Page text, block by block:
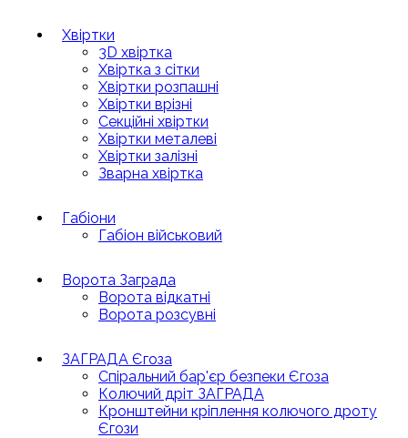
Хвіртки
3D хвіртка
Хвіртка з сітки
Хвіртки розпашні
Хвіртки врізні
Секційні хвіртки
Хвіртки металеві
Хвіртки залізні
Зварна хвіртка
Габіони
Габіон військовий
Ворота Заграда
Ворота відкатні
Ворота розсувні
ЗАГРАДА Єгоза
Спіральний бар'єр безпеки Єгоза
Колючий дріт ЗАГРАДА
Кронштейни кріплення колючого дроту
Єгози